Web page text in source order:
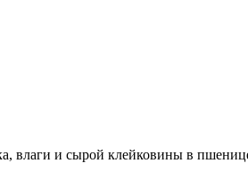
влаги и сырой клейковины в